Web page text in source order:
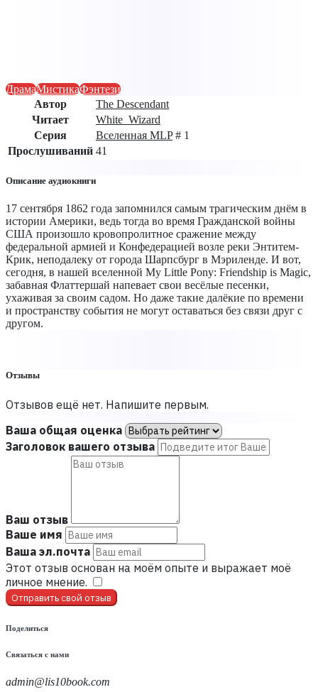
ДрамаМистикаФэнтези
Автор
The Descendant
Читает
White_Wizard
Серия
Вселенная MLP# 1
Прослушиваний 41
Описание аудиокниги
17 сентября 1862 года запомнился самым трагическим днём в
истории Америки, ведь тогда во время Гражданской войны
США произошло кровопролитное сражение между
федеральной армией и Конфедерацией возле реки Энтитем-
Крик, неподалеку от города Шарпсбург в Мэриленде. И вот,
сегодня, в нашей вселенной My Little Pony: Friendship is Magic,
забавная Флаттершай напевает свои весёлые песенки,
ухаживая за своим садом. Но даже такие далёкие по времени
и пространству события не могут оставаться без связи друг с
другом.
Отзывы
Отзывов ещё нет. Напишите первым.
Ваша общая оценка
Заголовок вашего отзыва
Ваш отзыв
Ваше имя
Ваша эл.почта
Этот отзыв основан на моём опыте и выражает моё
личное мнение.
Отправить свой отзыв
Поделиться
Связаться с нами
admin@lis10book.com